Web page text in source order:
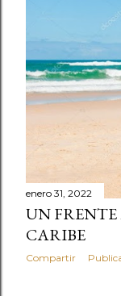
enero 31, 2022
UN
CARIBE
Compartir